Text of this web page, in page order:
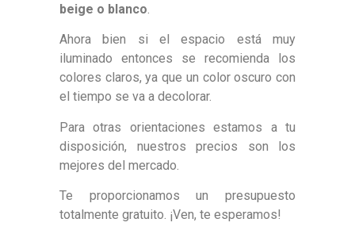
beige o blanco.
Ahora bien si el espacio está muy
iluminado entonces se recomienda los
colores claros, ya que un color oscuro con
el tiempo se va a decolorar.
Para otras orientaciones estamos a tu
disposición, nuestros precios son los
mejores del mercado.
Te proporcionamos un presupuesto
totalmente gratuito. ¡Ven, te esperamos!